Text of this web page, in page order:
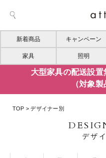
新着商品 キャンペーン
家具 照明
大型家具の配送設
（対象
TOP デザイナー別
デザ